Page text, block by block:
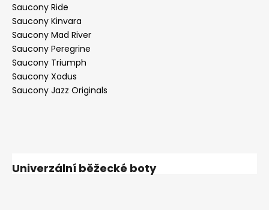
Saucony Ride
Saucony Kinvara
Saucony Mad River
Saucony Peregrine
Saucony Triumph
Saucony Xodus
Saucony Jazz Originals
Univerzální běžecké boty